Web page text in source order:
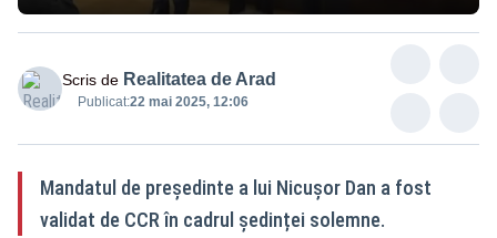
Scris de Realitatea de Arad
Publicat:22 mai 2025, 12:06
Mandatul de președinte a lui Nicușor Dan a fost
validat de CCR în cadrul ședinței solemne.